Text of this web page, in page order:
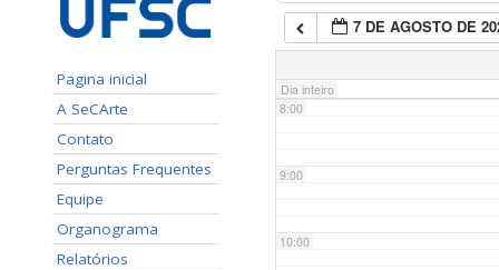
Pagina inicial
A SeCArte
Contato
Perguntas Frequentes
Equipe
Organograma
Relatórios
7 DE AGOSTO DE
Dia inteiro
7:00
8:00
9:00
10:00